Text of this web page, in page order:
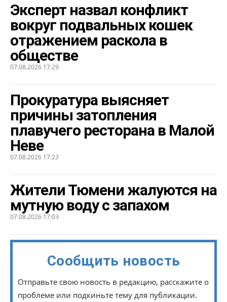
Эксперт назвал конфликт
вокруг подвальных кошек
отражением раскола в
обществе
07.08.2026 17:29
Прокуратура выясняет
причины затопления
плавучего ресторана в Малой
Неве
07.08.2026 17:23
Жители Тюмени жалуются на
мутную воду с запахом
07.08.2026 17:03
Сообщить новость
Отправьте свою новость в редакцию, расскажите о
проблеме или подкиньте тему для публикации.